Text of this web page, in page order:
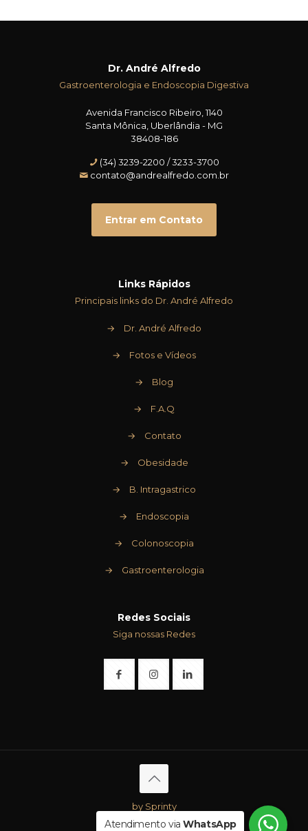
Dr. André Alfredo
Gastroenterologia e Endoscopia Digestiva
Avenida Francisco Ribeiro, 1140
Santa Mônica, Uberlândia - MG
38408-186
(34) 3239-2200 / 3233-3700
contato@andrealfredo.com.br
Entrar em Contato
Links Rápidos
Principais links do Dr. André Alfredo
→ Dr. André Alfredo
→ Fotos e Vídeos
→ Blog
→ F.A.Q
→ Contato
→ Obesidade
→ B. Intragastrico
→ Endoscopia
→ Colonoscopia
→ Gastroenterologia
Redes Sociais
Siga nossas Redes
by Sprinty
Atendimento viaWhatsApp